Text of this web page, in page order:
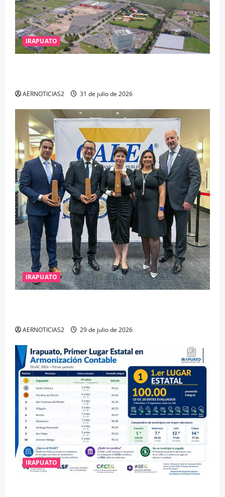
IRAPUATO
AERNOTICIAS2 31 de julio de 2026
IRAPUATO
AERNOTICIAS2 29 de julio de 2026
IRAPUATO